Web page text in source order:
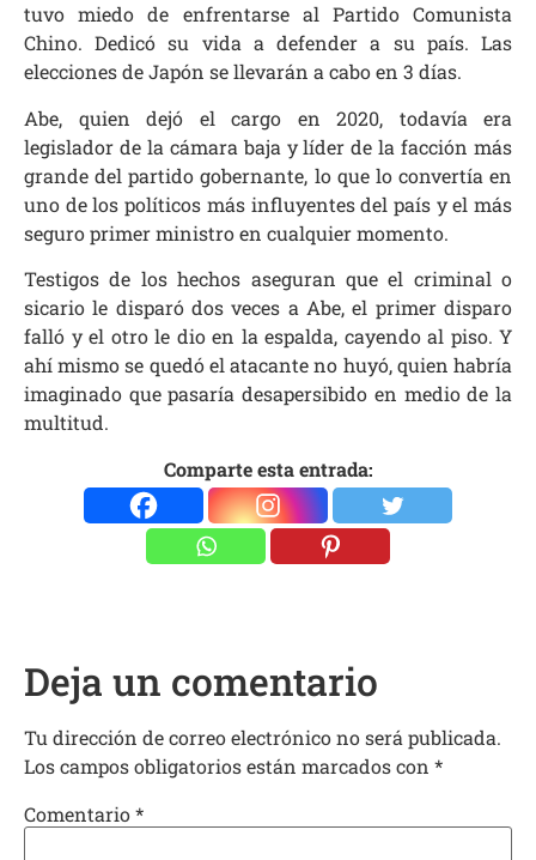
tuvo miedo de enfrentarse al Partido Comunista
Chino. Dedicó su vida a defender a su país. Las
elecciones de Japón se llevarán a cabo en 3 días.
Abe, quien dejó el cargo en 2020, todavía era
legislador de la cámara baja y líder de la facción más
grande del partido gobernante, lo que lo convertía en
uno de los políticos más influyentes del país y el más
seguro primer ministro en cualquier momento.
Testigos de los hechos aseguran que el criminal o
sicario le disparó dos veces a Abe, el primer disparo
falló y el otro le dio en la espalda, cayendo al piso. Y
ahí mismo se quedó el atacante no huyó, quien habría
imaginado que pasaría desapersibido en medio de la
multitud.
Comparte esta entrada:
Deja un comentario
Tu dirección de correo electrónico no será publicada.
Los campos obligatorios están marcados con *
Comentario*